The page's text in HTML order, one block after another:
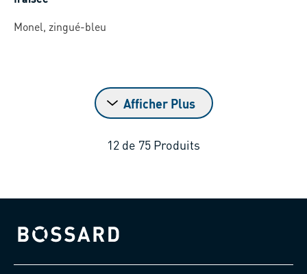
Monel, zingué-bleu
Afficher Plus
12 de 75 Produits
Bossard homepage